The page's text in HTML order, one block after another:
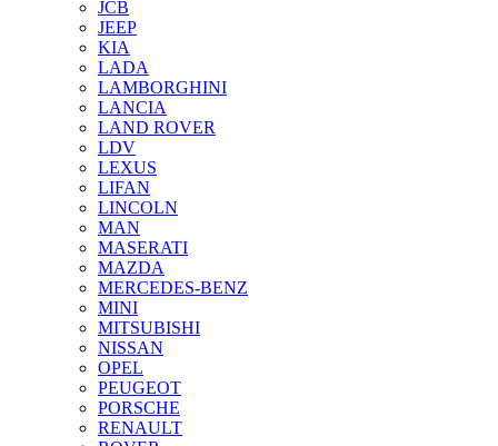
JCB
JEEP
KIA
LADA
LAMBORGHINI
LANCIA
LAND ROVER
LDV
LEXUS
LIFAN
LINCOLN
MAN
MASERATI
MAZDA
MERCEDES-BENZ
MINI
MITSUBISHI
NISSAN
OPEL
PEUGEOT
PORSCHE
RENAULT